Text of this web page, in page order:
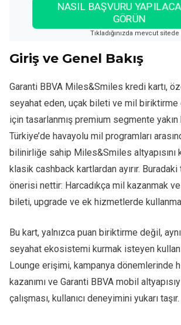
NASIL BAŞVURU
GÖRÜN
Tıkladığınızda mevcut sitede
Giriş ve Genel Bakış
Garanti BBVA Miles&Smiles kredi kartı,
seyahat eden, uçak bileti ve mil biriktirme
için tasarlanmış premium segmente yakın
Türkiye’de havayolu mil programları
bilinirliğe sahip Miles&Smiles altyapısını
klasik cashback kartlardan ayırır.
önerisi nettir: Harcadıkça mil kazanmak
bileti, upgrade ve ek hizmetlerde
Bu kart, yalnızca puan biriktirme değil,
seyahat ekosistemi kurmak isteyen
Lounge erişimi, kampanya dönemlerinde
kazanımı ve Garanti BBVA mobil
çalışması, kullanıcı deneyimini yukarı taşır.